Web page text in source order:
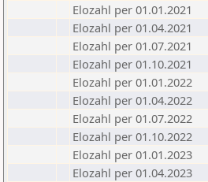
Elozahl per 01.01.2021
Elozahl per 01.04.2021
Elozahl per 01.07.2021
Elozahl per 01.10.2021
Elozahl per 01.01.2022
Elozahl per 01.04.2022
Elozahl per 01.07.2022
Elozahl per 01.10.2022
Elozahl per 01.01.2023
Elozahl per 01.04.2023